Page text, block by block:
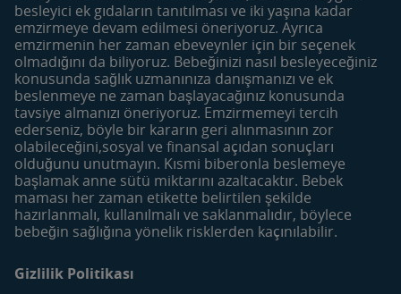
Besleyici Atıştırmalıklar
Dönemler
Hamilelik Öncesi
Hamilelik
0-6 Aylık Bebek
6-12 Aylık Bebek
12-24 Aylık Bebek
Araçlar
Bebek İsim Sözlüğü
Yumurtlama Dönemi
Hesaplama
Haftalık Doğum Takvimi
Tarif Bulucu
Makale Bulucu
Faydalı İçerikler
Bebek Bakımı
Anne ve Bebekler için
Mom&Me Kulübü
Kulübü Katıl | Giriş Yap
besleyici ek gıdaların tanıtılması ve iki yaşına kadar
emzirmeye devam edilmesi öneriyoruz. Ayrıca
emzirmenin her zaman ebeveynler için bir seçenek
olmadığını da biliyoruz. Bebeğinizi nasıl besleyeceğiniz
konusunda sağlık uzmanınıza danışmanızı ve ek
beslenmeye ne zaman başlayacağınız konusunda
tavsiye almanızı öneriyoruz. Emzirmemeyi tercih
ederseniz, böyle bir kararın geri alınmasının zor
olabileceğini,sosyal ve finansal açıdan sonuçları
olduğunu unutmayın. Kısmi biberonla beslemeye
başlamak anne sütü miktarını azaltacaktır. Bebek
maması her zaman etikette belirtilen şekilde
hazırlanmalı, kullanılmalı ve saklanmalıdır, böylece
bebeğin sağlığına yönelik risklerden kaçınılabilir.
Gizlilik Politikası